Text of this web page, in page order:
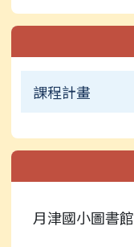
課程計畫
月津國小圖書館